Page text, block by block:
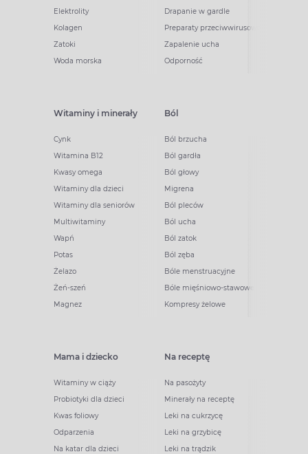
Elektrolity
Kolagen
Zatoki
Woda morska
Drapanie w gardle
Preparaty przeciwwirusowe
Zapalenie ucha
Odporność
Witaminy i minerały
Cynk
Witamina B12
Kwasy omega
Witaminy dla dzieci
Witaminy dla seniorów
Multiwitaminy
Wapń
Potas
Żelazo
Żeń-szeń
Magnez
Ból
Ból brzucha
Ból gardła
Ból głowy
Migrena
Ból pleców
Ból ucha
Ból zatok
Ból zęba
Bóle menstruacyjne
Bóle mięśniowo-stawowe
Kompresy żelowe
Mama i dziecko
Witaminy w ciąży
Probiotyki dla dzieci
Kwas foliowy
Odparzenia
Na katar dla dzieci
Na receptę
Na pasożyty
Minerały na receptę
Leki na cukrzycę
Leki na grzybicę
Leki na trądzik